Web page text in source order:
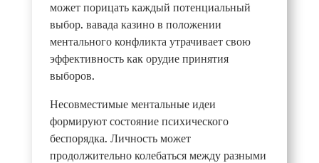
может порицать каждый потенциальный
выбор. вавада казино в положении
ментального конфликта утрачивает свою
эффективность как орудие принятия
выборов.
Несовместимые ментальные идеи
формируют состояние психического
беспорядка. Личность может
продолжительно колебаться между разными